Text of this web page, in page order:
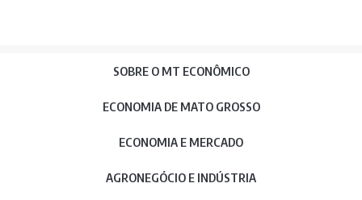
SOBRE O MT ECONÔMICO
ECONOMIA DE MATO GROSSO
ECONOMIA E MERCADO
AGRONEGÓCIO E INDÚSTRIA